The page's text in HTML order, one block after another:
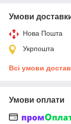
Умови
Нова Пошта
Укрпошта
Всі умови
Умови оплати